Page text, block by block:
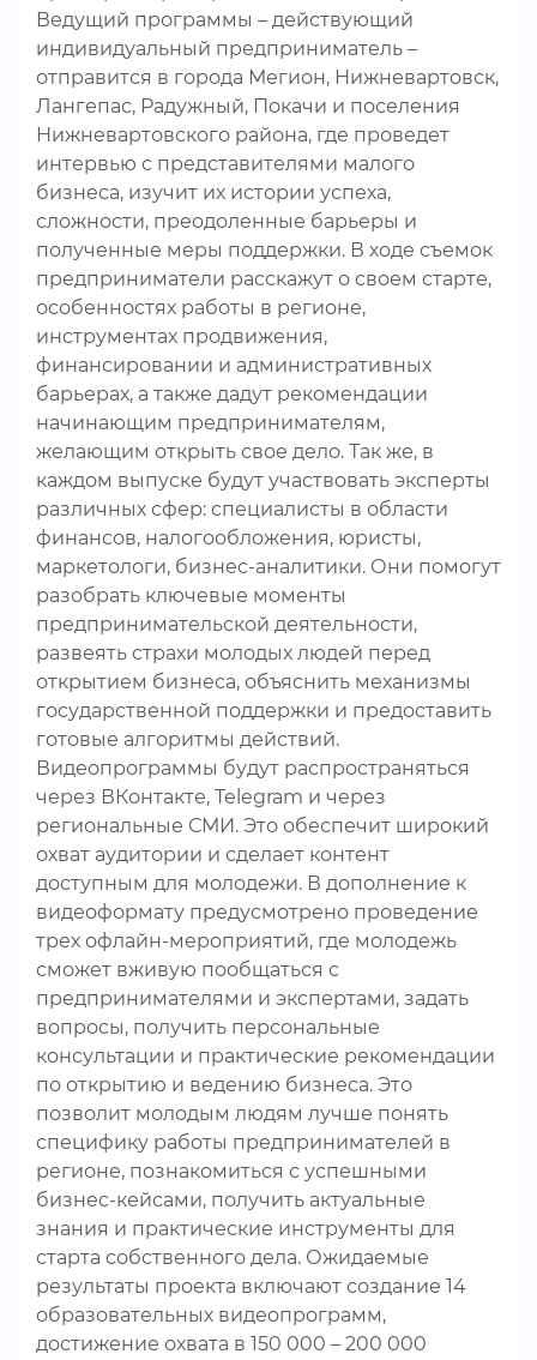
Ведущий программы – действующий
индивидуальный предприниматель –
отправится в города Мегион, Нижневартовск,
Лангепас, Радужный, Покачи и поселения
Нижневартовского района, где проведет
интервью с представителями малого
бизнеса, изучит их истории успеха,
сложности, преодоленные барьеры и
полученные меры поддержки. В ходе съемок
предприниматели расскажут о своем старте,
особенностях работы в регионе,
инструментах продвижения,
финансировании и административных
барьерах, а также дадут рекомендации
начинающим предпринимателям,
желающим открыть свое дело. Так же, в
каждом выпуске будут участвовать эксперты
различных сфер: специалисты в области
финансов, налогообложения, юристы,
маркетологи, бизнес-аналитики. Они помогут
разобрать ключевые моменты
предпринимательской деятельности,
развеять страхи молодых людей перед
открытием бизнеса, объяснить механизмы
государственной поддержки и предоставить
готовые алгоритмы действий.
Видеопрограммы будут распространяться
через ВКонтакте, Telegram и через
региональные СМИ. Это обеспечит широкий
охват аудитории и сделает контент
доступным для молодежи. В дополнение к
видеоформату предусмотрено проведение
трех офлайн-мероприятий, где молодежь
сможет вживую пообщаться с
предпринимателями и экспертами, задать
вопросы, получить персональные
консультации и практические рекомендации
по открытию и ведению бизнеса. Это
позволит молодым людям лучше понять
специфику работы предпринимателей в
регионе, познакомиться с успешными
бизнес-кейсами, получить актуальные
знания и практические инструменты для
старта собственного дела. Ожидаемые
результаты проекта включают создание 14
образовательных видеопрограмм,
достижение охвата в 150 000 – 200 000